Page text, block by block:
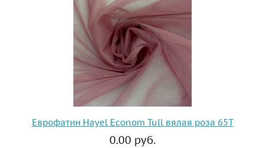
Еврофатин Hayel Econom Tull вялая роза 65T
0.00 руб.